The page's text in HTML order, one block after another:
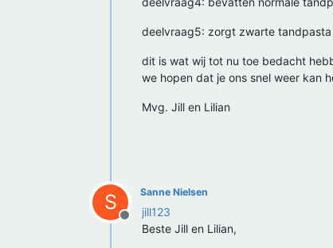
deelvraag5: zorgt zwarte
dit is wat wij tot nu toe bedacht
we hopen dat je ons snel weer kan
Mvg. Jill en Lilian
S
Offline
Sanne Nielsen
jill123
Beste Jill en Lilian,